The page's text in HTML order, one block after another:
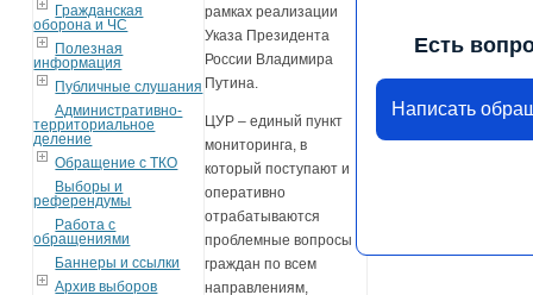
Гражданская
оборона и ЧС
Полезная
информация
Публичные слушания
Административно-
территориальное
деление
Обращение с ТКО
Выборы и
референдумы
Работа с
обращениями
Баннеры и ссылки
Архив выборов
рамках реализации
Указа Президента
России Владимира
Путина.
ЦУР – единый пункт
мониторинга, в
который поступают и
оперативно
отрабатываются
проблемные вопросы
граждан по всем
направлениям,
Есть
Написать